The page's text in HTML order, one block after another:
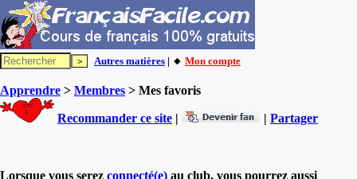
Autres matières | 🔸 Mon compte
Apprendre > Membres > Mes favoris
Recommander ce site | | Partager
Lorsque vous serez connecté(e) au club, vous pourrez aussi